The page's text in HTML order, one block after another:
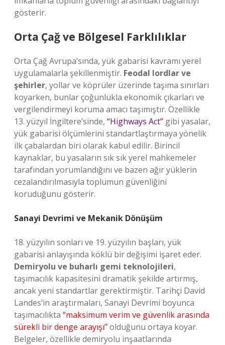
gösterir.
Orta Çağ ve Bölgesel Farklılıklar
Orta Çağ Avrupa’sında, yük gabarisi kavramı yerel
uygulamalarla şekillenmiştir. Feodal lordlar ve
şehirler, yollar ve köprüler üzerinde taşıma sınırları
koyarken, bunlar çoğunlukla ekonomik çıkarları ve
vergilendirmeyi koruma amacı taşımıştır. Özellikle
13. yüzyıl İngiltere’sinde, “Highways Act” gibi yasalar,
yük gabarisi ölçümlerini standartlaştırmaya yönelik
ilk çabalardan biri olarak kabul edilir. Birincil
kaynaklar, bu yasaların sık sık yerel mahkemeler
tarafından yorumlandığını ve bazen ağır yüklerin
cezalandırılmasıyla toplumun güvenliğini
koruduğunu gösterir.
Sanayi Devrimi ve Mekanik Dönüşüm
18. yüzyılın sonları ve 19. yüzyılın başları, yük
gabarisi anlayışında köklü bir değişimi işaret eder.
Demiryolu ve buharlı gemi teknolojileri,
taşımacılık kapasitesini dramatik şekilde artırmış,
ancak yeni standartlar gerektirmiştir. Tarihçi David
Landes’in araştırmaları, Sanayi Devrimi boyunca
taşımacılıkta “maksimum verim ve güvenlik arasında
sürekli bir denge arayışı”olduğunu ortaya koyar.
Belgeler, özellikle demiryolu inşaatlarında